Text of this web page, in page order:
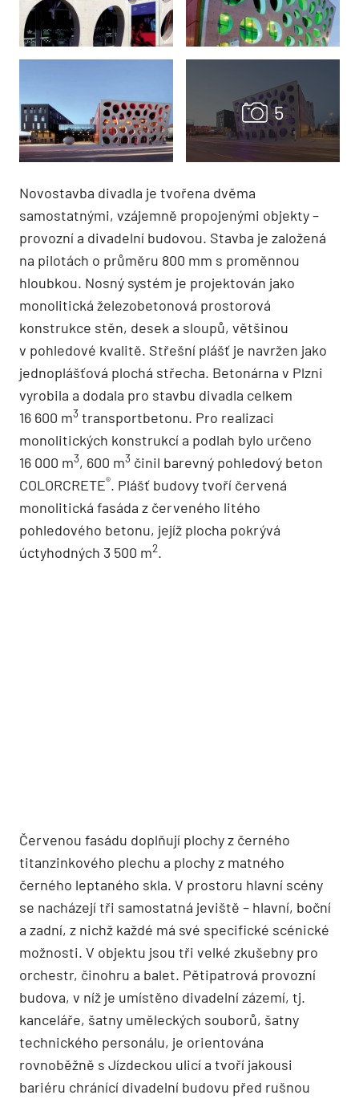
Novostavba divadla je tvořena dvěma
samostatnými, vzájemně propojenými objekty –
provozní a divadelní budovou. Stavba je založená
na pilotách o průměru 800 mm s proměnnou
hloubkou. Nosný systém je projektován jako
monolitická železobetonová prostorová
konstrukce stěn, desek a sloupů, většinou
v pohledové kvalitě. Střešní plášť je navržen jako
jednoplášťová plochá střecha. Betonárna v Plzni
vyrobila a dodala pro stavbu divadla celkem
16 600 m3 transportbetonu. Pro realizaci
monolitických konstrukcí a podlah bylo určeno
16 000 m3, 600 m3 činil barevný pohledový beton
COLORCRETE®. Plášť budovy tvoří červená
monolitická fasáda z červeného litého
pohledového betonu, jejíž plocha pokrývá
úctyhodných 3 500 m2.
Červenou fasádu doplňují plochy z černého
titanzinkového plechu a plochy z matného
černého leptaného skla. V prostoru hlavní scény
se nacházejí tři samostatná jeviště – hlavní, boční
a zadní, z nichž každé má své specifické scénické
možnosti. V objektu jsou tři velké zkušebny pro
orchestr, činohru a balet. Pětipatrová provozní
budova, v níž je umístěno divadelní zázemí, tj.
kanceláře, šatny uměleckých souborů, šatny
technického personálu, je orientována
rovnoběžně s Jízdeckou ulicí a tvoří jakousi
bariéru chránící divadelní budovu před rušnou